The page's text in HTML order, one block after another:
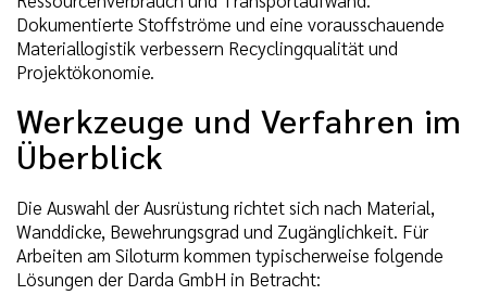
Dokumentierte Stoffströme und eine vorausschauende
Materiallogistik verbessern Recyclingqualität und
Projektökonomie.
Werkzeuge und Verfahren im
Überblick
Die Auswahl der Ausrüstung richtet sich nach Material,
Wanddicke, Bewehrungsgrad und Zugänglichkeit. Für
Arbeiten am Siloturm kommen typischerweise folgende
Lösungen der Darda GmbH in Betracht: